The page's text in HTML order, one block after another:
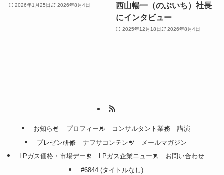
2026年1月25日 2026年8月4日
西山暢一（のぶいち）社長
にインタビュー
2025年12月18日 2026年8月4日
お知らせ プロフィール コンサルタント業務
講演
プレゼン研修
ナフサコンテンツ
メールマガジン
LPガス価格・市場データ
LPガス企業ニュース
お問い合わせ
#6844 (タイトルなし)